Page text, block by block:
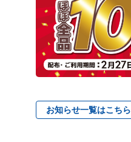
お知らせ一覧はこちら